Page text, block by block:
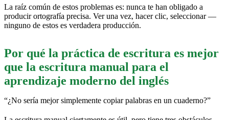
La raíz común de estos problemas es: nunca te han obligado a
producir ortografía precisa. Ver una vez, hacer clic, seleccionar —
ninguno de estos es verdadera producción.
Por qué la práctica de escritura es mejor
que la escritura manual para el
aprendizaje moderno del inglés
“¿No sería mejor simplemente copiar palabras en un cuaderno?”